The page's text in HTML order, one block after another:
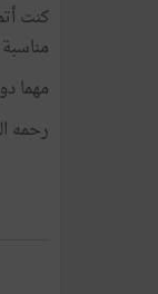
كنت
مهما
رحمه